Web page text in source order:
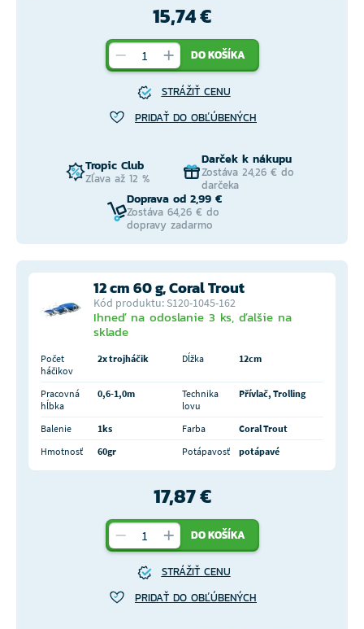
15,74 €
DO KOŠÍKA
STRÁŽIŤ CENU
PRIDAŤ DO OBĽÚBENÝCH
Tropic Club
Zľava až 12 %
Darček k nákupu
Zostáva 24,26 € do
darčeka
Doprava od 2,99 €
Zostáva 64,26 € do
dopravy zadarmo
12 cm 60 g, Coral Trout
Kód produktu: S120-1045-162
Ihneď na odoslanie 3 ks, ďalšie na
sklade
Počet
háčikov
2x trojháčik Dĺžka 12cm
Pracovná
hĺbka
0,6-1,0m
Technika
lovu
Přívlač, Trolling
Balenie 1ks Farba
Coral Trout
Hmotnosť
60gr Potápavosť potápavé
17,87 €
DO KOŠÍKA
STRÁŽIŤ CENU
PRIDAŤ DO OBĽÚBENÝCH